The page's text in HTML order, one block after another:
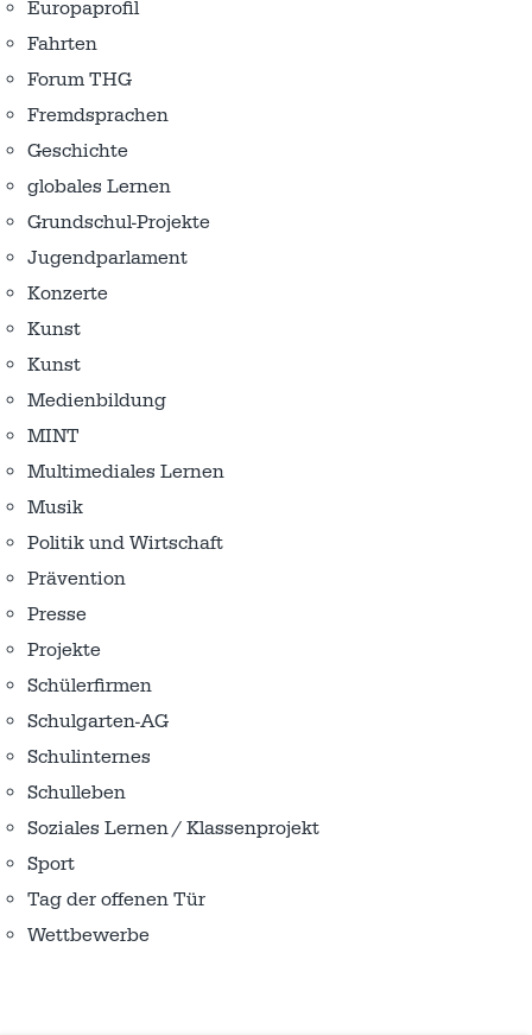
Europaprofil
Fahrten
Forum THG
Fremdsprachen
Geschichte
globales Lernen
Grundschul-Projekte
Jugendparlament
Konzerte
Kunst
Kunst
Medienbildung
MINT
Multimediales Lernen
Musik
Politik und Wirtschaft
Prävention
Presse
Projekte
Schülerfirmen
Schulgarten-AG
Schulinternes
Schulleben
Soziales Lernen / Klassenprojekt
Sport
Tag der offenen Tür
Wettbewerbe